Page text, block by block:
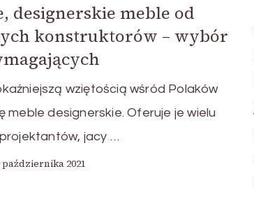
designerskie meble od
konstruktorów – wybór
wziętością wśród Polaków
meble designerskie. Oferuje je wielu
jacy …
października 2021